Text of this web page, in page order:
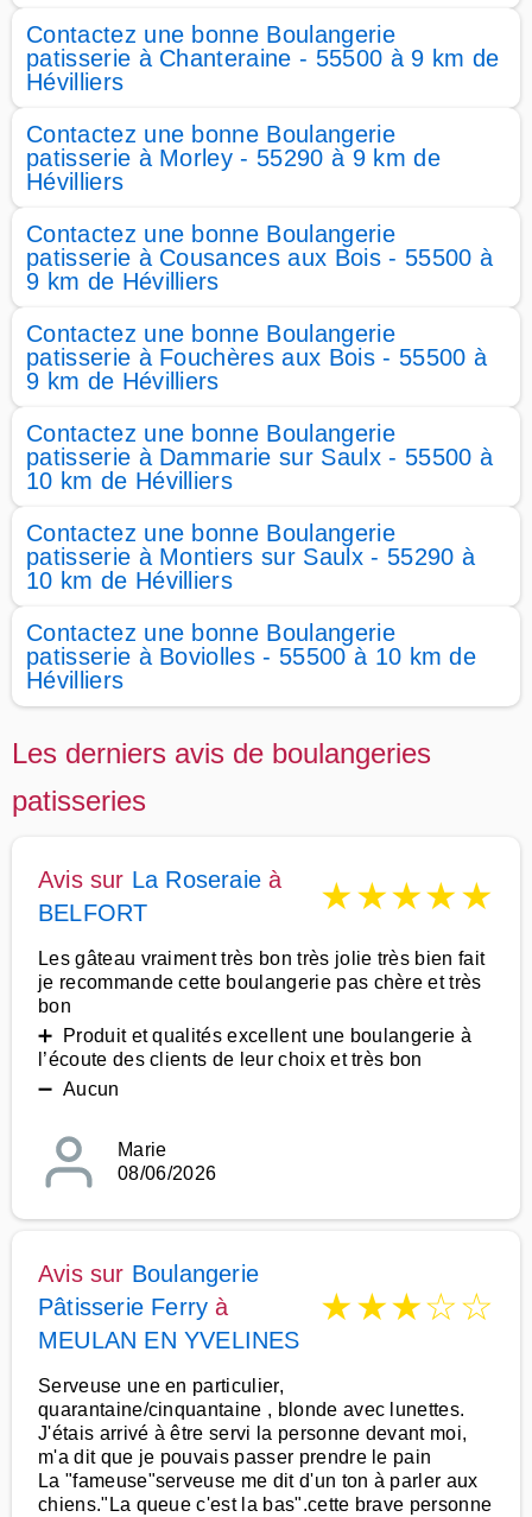
Contactez une bonne Boulangerie
patisserie à Chanteraine - 55500 à 9 km de
Hévilliers
Contactez une bonne Boulangerie
patisserie à Morley - 55290 à 9 km de
Hévilliers
Contactez une bonne Boulangerie
patisserie à Cousances aux Bois - 55500 à
9 km de Hévilliers
Contactez une bonne Boulangerie
patisserie à Fouchères aux Bois - 55500 à
9 km de Hévilliers
Contactez une bonne Boulangerie
patisserie à Dammarie sur Saulx - 55500 à
10 km de Hévilliers
Contactez une bonne Boulangerie
patisserie à Montiers sur Saulx - 55290 à
10 km de Hévilliers
Contactez une bonne Boulangerie
patisserie à Boviolles - 55500 à 10 km de
Hévilliers
Les derniers avis de boulangeries
patisseries
Avis sur La Roseraie à
BELFORT
★★★★★
Les gâteau vraiment très bon très jolie très bien fait
je recommande cette boulangerie pas chère et très
bon
➕ Produit et qualités excellent une boulangerie à
l’écoute des clients de leur choix et très bon
➖ Aucun
Marie
08/06/2026
Avis sur Boulangerie
Pâtisserie Ferry à
MEULAN EN YVELINES
★★★☆☆
Serveuse une en particulier,
quarantaine/cinquantaine , blonde avec lunettes.
J'étais arrivé à être servi la personne devant moi,
m'a dit que je pouvais passer prendre le pain
La "fameuse"serveuse me dit d'un ton à parler aux
chiens."La queue c'est la bas".cette brave personne